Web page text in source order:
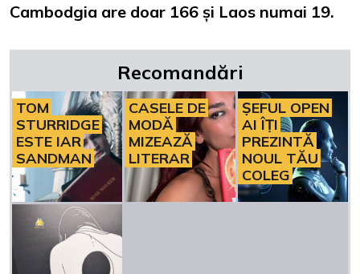
Cambodgia are doar 166 și Laos numai 19.
Recomandări
TOM
STURRIDGE
ESTE IAR
SANDMAN
CASELE DE
MODĂ
MIZEAZĂ
LITERAR
ȘEFUL OPEN
AI ÎȚI
PREZINTĂ
NOUL TĂU
COLEG